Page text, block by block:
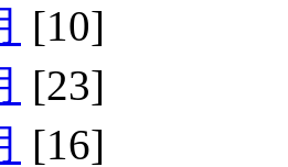
[10]
[23]
[16]